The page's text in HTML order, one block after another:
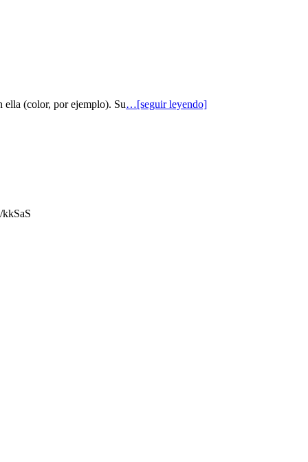
ella (color, por ejemplo). Su…[seguir leyendo]
kkSaS